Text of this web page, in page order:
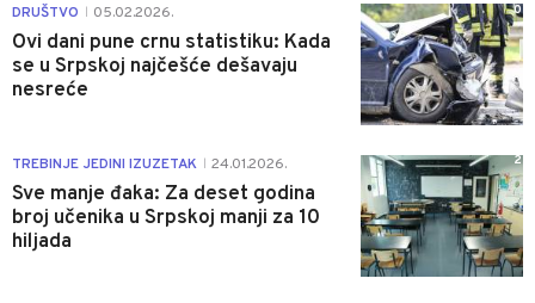
DRUŠTVO 05.02.2026.
Ovi dani pune crnu statistiku: Kada
se u Srpskoj najčešće dešavaju
nesreće
0
TREBINJE JEDINI IZUZETAK 24.01.2026.
Sve manje đaka: Za deset godina
broj učenika u Srpskoj manji za 10
hiljada
2